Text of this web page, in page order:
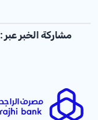
مشاركة الخبر عبر :